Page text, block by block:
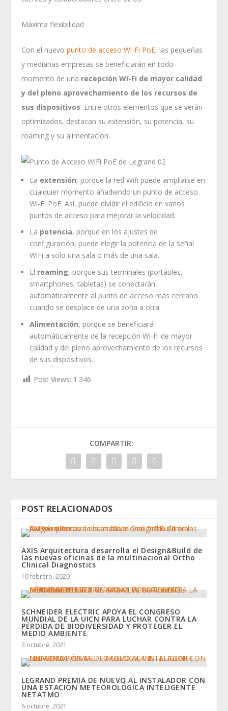
Máxima flexibilidad
Con el nuevopunto de acceso Wi-Fi PoE, las pequeñas
y medianas empresas se beneficiarán en todo
momento de una recepción Wi-Fi de mayor calidad
y del pleno aprovechamiento de los recursos de
sus dispositivos. Entre otros elementos que se verán
optimizados, destacan su extensión, su potencia, su
roaming y su alimentación.
La extensión, porque la red Wifi puede ampliarse en
cualquier momento añadiendo un punto de acceso
Wi-Fi PoE. Así, puede dividir el edificio en varios
puntos de acceso para mejorar la velocidad.
La potencia, porque en los ajustes de
configuración, puede elegir la potencia de la señal
WiFi a solo una sala o más de una sala.
El roaming, porque sus terminales (portátiles,
smartphones, tabletas) se conectarán
automáticamente al punto de acceso más cercano
cuando se desplace de una zona a otra.
Alimentación, porque se beneficiará
automáticamente de la recepción Wi-Fi de mayor
calidad y del pleno aprovechamiento de los recursos
de sus dispositivos.​​​​​​​
Post Views: 1.346
COMPARTIR:
POST RELACIONADOS
AXIS Arquitectura desarrolla el Design&Build de
las nuevas oficinas de la multinacional Ortho
Clinical Diagnostics
10 febrero, 2020
SCHNEIDER ELECTRIC APOYA EL CONGRESO
MUNDIAL DE LA UICN PARA LUCHAR CONTRA LA
PÉRDIDA DE BIODIVERSIDAD Y PROTEGER EL
MEDIO AMBIENTE
3 octubre, 2021
LEGRAND PREMIA DE NUEVO AL INSTALADOR CON
UNA ESTACIÓN METEOROLÓGICA INTELIGENTE
NETATMO
6 octubre, 2021